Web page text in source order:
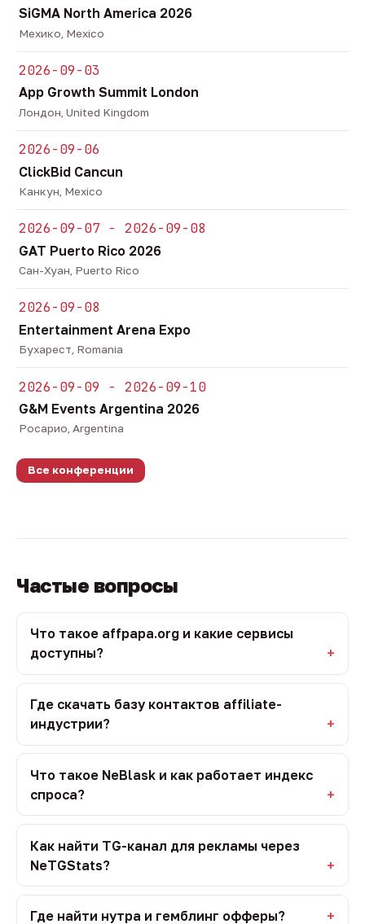
SiGMA North America 2026
Мехико, Mexico
2026-09-03
App Growth Summit London
Лондон, United Kingdom
2026-09-06
ClickBid Cancun
Канкун, Mexico
2026-09-07 - 2026-09-08
GAT Puerto Rico 2026
Сан-Хуан, Puerto Rico
2026-09-08
Entertainment Arena Expo
Бухарест, Romania
2026-09-09 - 2026-09-10
G&M Events Argentina 2026
Росарио, Argentina
Все конференции
Частые вопросы
Что такое affpapa.org и какие сервисы
доступны?
Где скачать базу контактов affiliate-
индустрии?
Что такое NeBlask и как работает индекс
спроса?
Как найти TG-канал для рекламы через
NeTGStats?
Где найти нутра и гемблинг офферы?